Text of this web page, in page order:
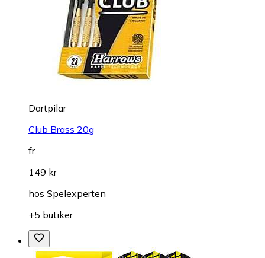
Dartpilar
Club Brass 20g
fr.
149 kr
hos Spelexperten
+5 butiker